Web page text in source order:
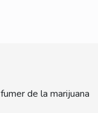
de la marijuana